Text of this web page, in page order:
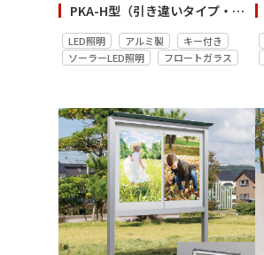
PKA-H型（引き違いタイプ・和風連結／自立）
LED照明 アルミ製
キー付き
ソーラーLED照明
フロートガラス